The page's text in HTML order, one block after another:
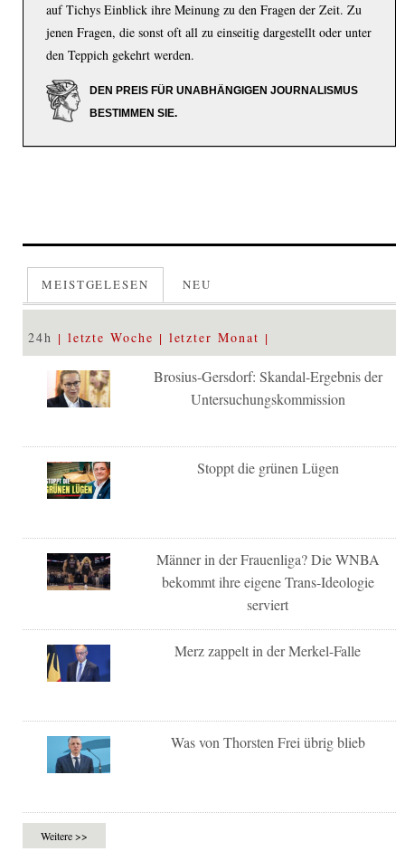
auf Tichys Einblick ihre Meinung zu den Fragen der Zeit. Zu
jenen Fragen, die sonst oft all zu einseitig dargestellt oder unter
den Teppich gekehrt werden.
DEN PREIS FÜR UNABHÄNGIGEN JOURNALISMUS
BESTIMMEN SIE.
MEISTGELESEN NEU
24h letzte Woche letzter Monat
Brosius-Gersdorf: Skandal-Ergebnis der
Untersuchungskommission
Stoppt die grünen Lügen
Männer in der Frauenliga? Die WNBA
bekommt ihre eigene Trans-Ideologie
serviert
Merz zappelt in der Merkel-Falle
Was von Thorsten Frei übrig blieb
Weitere >>